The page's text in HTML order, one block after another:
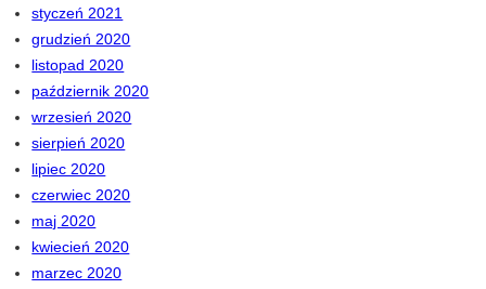
styczeń 2021
grudzień 2020
listopad 2020
październik 2020
wrzesień 2020
sierpień 2020
lipiec 2020
czerwiec 2020
maj 2020
kwiecień 2020
marzec 2020